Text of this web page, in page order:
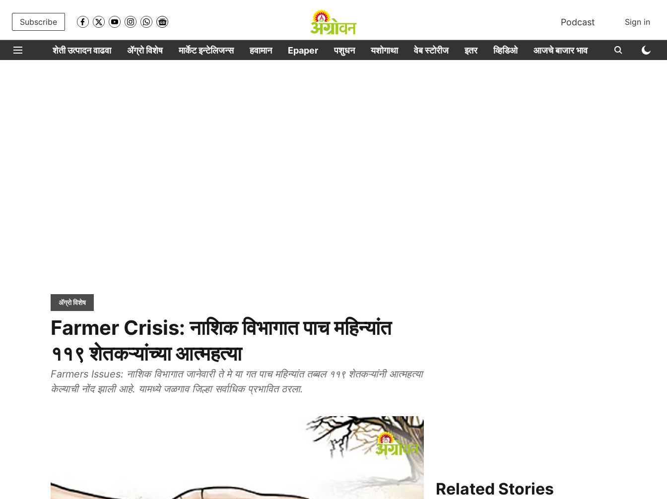
Subscribe Podcast Sign in
शेती उत्पादन वाढवा ॲग्रो विशेष मार्केट इन्टेलिजन्स हवामान Epaper पशुधन यशोगाथा वेब स्टोरीज इतर व्हिडिओ आजचे बाजार भाव
ॲग्रो विशेष
Farmer Crisis: नाशिक विभागात पाच महिन्यांत
११९ शेतकऱ्यांच्या आत्महत्या
Farmers Issues: नाशिक विभागात जानेवारी ते मे या गत पाच महिन्यांत तब्बल ११९ शेतकऱ्यांनी आत्महत्या
केल्याची नोंद झाली आहे. यामध्ये जळगाव जिल्हा सर्वाधिक प्रभावित ठरला.
Related Stories